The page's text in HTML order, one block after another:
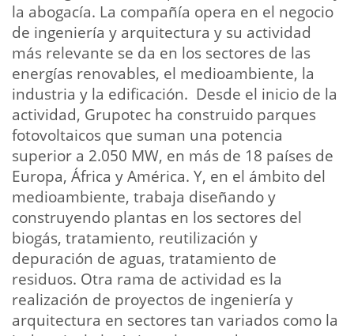
la abogacía. La compañía opera en el negocio
de ingeniería y arquitectura y su actividad
más relevante se da en los sectores de las
energías renovables, el medioambiente, la
industria y la edificación. Desde el inicio de la
actividad, Grupotec ha construido parques
fotovoltaicos que suman una potencia
superior a 2.050 MW, en más de 18 países de
Europa, África y América. Y, en el ámbito del
medioambiente, trabaja diseñando y
construyendo plantas en los sectores del
biogás, tratamiento, reutilización y
depuración de aguas, tratamiento de
residuos. Otra rama de actividad es la
realización de proyectos de ingeniería y
arquitectura en sectores tan variados como la